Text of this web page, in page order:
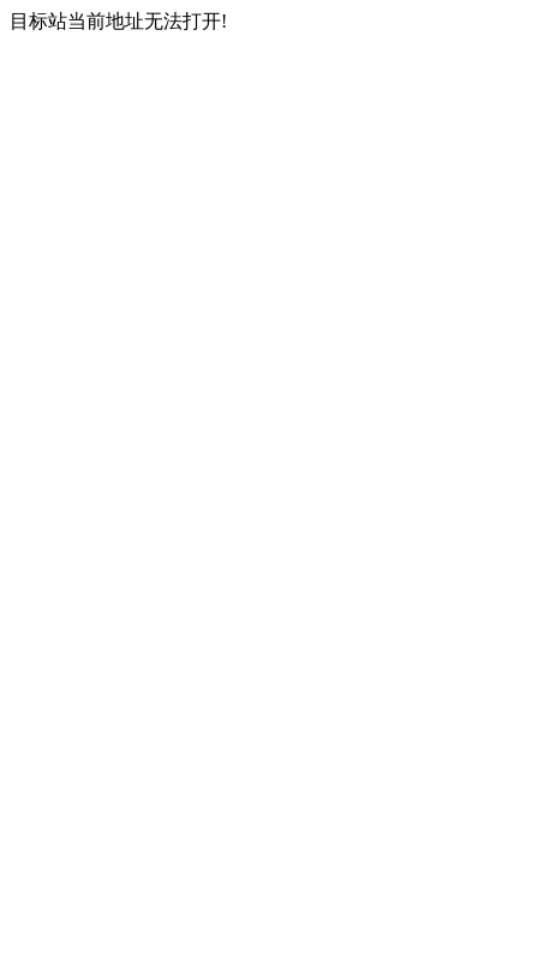
目标站当前地址无法打开!